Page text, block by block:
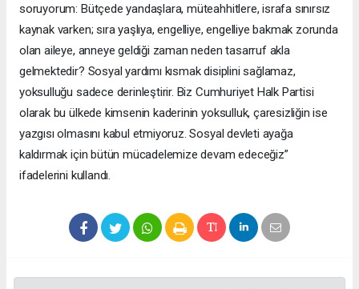
soruyorum: Bütçede yandaşlara, müteahhitlere, israfa sınırsız
kaynak varken; sıra yaşlıya, engelliye, engelliye bakmak zorunda
olan aileye, anneye geldiği zaman neden tasarruf akla
gelmektedir? Sosyal yardımı kısmak disiplini sağlamaz,
yoksulluğu sadece derinleştirir. Biz Cumhuriyet Halk Partisi
olarak bu ülkede kimsenin kaderinin yoksulluk, çaresizliğin ise
yazgısı olmasını kabul etmiyoruz. Sosyal devleti ayağa
kaldırmak için bütün mücadelemize devam edeceğiz”
ifadelerini kullandı.